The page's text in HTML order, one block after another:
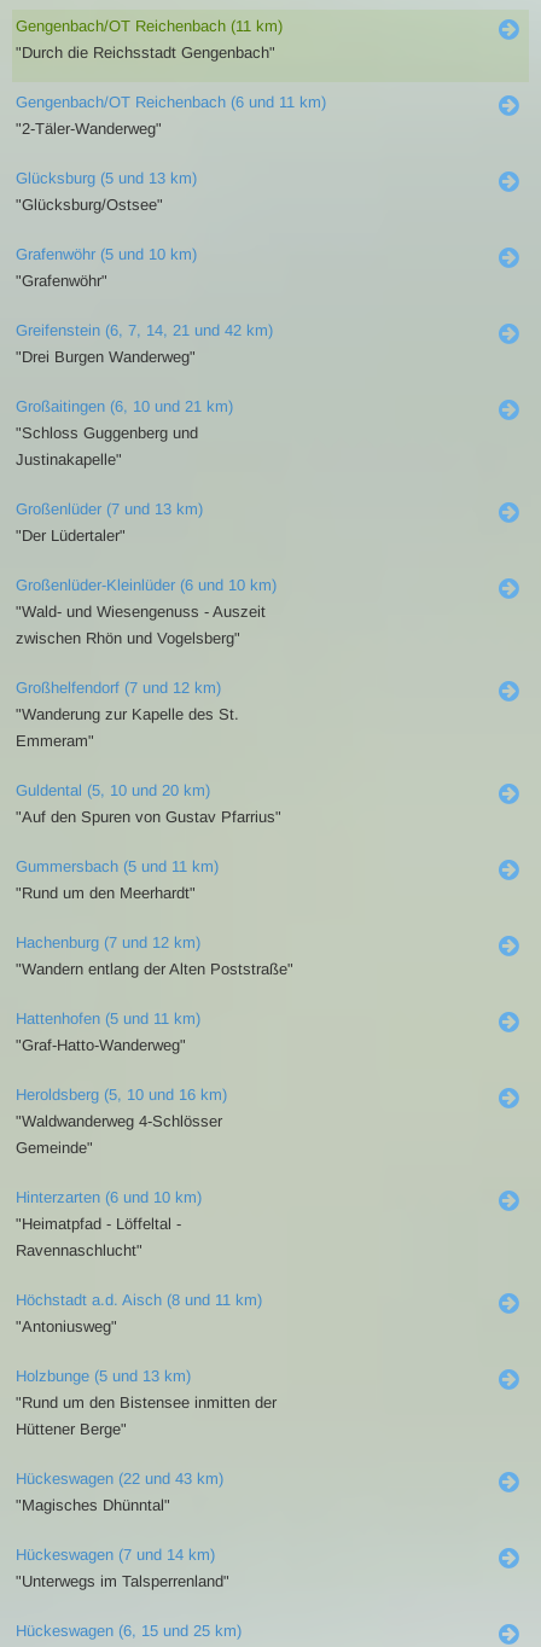
Gengenbach/OT Reichenbach (11 km)
"Durch die Reichsstadt Gengenbach"
Gengenbach/OT Reichenbach (6 und 11 km)
"2-Täler-Wanderweg"
Glücksburg (5 und 13 km)
"Glücksburg/Ostsee"
Grafenwöhr (5 und 10 km)
"Grafenwöhr"
Greifenstein (6, 7, 14, 21 und 42 km)
"Drei Burgen Wanderweg"
Großaitingen (6, 10 und 21 km)
"Schloss Guggenberg und
Justinakapelle"
Großenlüder (7 und 13 km)
"Der Lüdertaler"
Großenlüder-Kleinlüder (6 und 10 km)
"Wald- und Wiesengenuss - Auszeit
zwischen Rhön und Vogelsberg"
Großhelfendorf (7 und 12 km)
"Wanderung zur Kapelle des St.
Emmeram"
Guldental (5, 10 und 20 km)
"Auf den Spuren von Gustav Pfarrius"
Gummersbach (5 und 11 km)
"Rund um den Meerhardt"
Hachenburg (7 und 12 km)
"Wandern entlang der Alten Poststraße"
Hattenhofen (5 und 11 km)
"Graf-Hatto-Wanderweg"
Heroldsberg (5, 10 und 16 km)
"Waldwanderweg 4-Schlösser
Gemeinde"
Hinterzarten (6 und 10 km)
"Heimatpfad - Löffeltal -
Ravennaschlucht"
Höchstadt a.d. Aisch (8 und 11 km)
"Antoniusweg"
Holzbunge (5 und 13 km)
"Rund um den Bistensee inmitten der
Hüttener Berge"
Hückeswagen (22 und 43 km)
"Magisches Dhünntal"
Hückeswagen (7 und 14 km)
"Unterwegs im Talsperrenland"
Hückeswagen (6, 15 und 25 km)